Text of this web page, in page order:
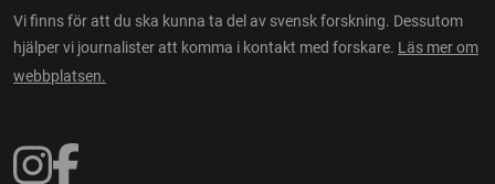
Vi finns för att du ska kunna ta del av svensk forskning. Dessutom
hjälper vi journalister att komma i kontakt med forskare. Läs mer om
webbplatsen.